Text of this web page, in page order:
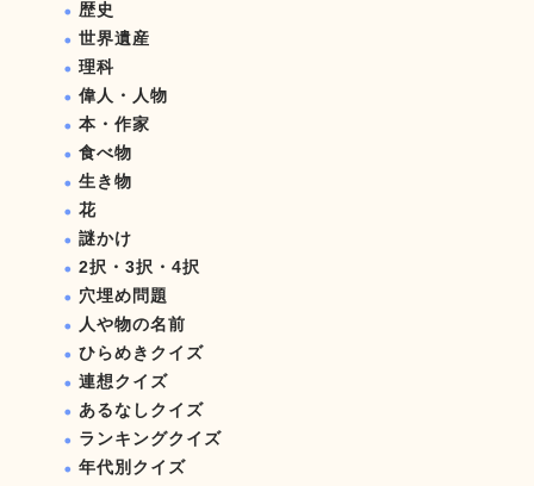
歴史
世界遺産
理科
偉人・人物
本・作家
食べ物
生き物
花
謎かけ
2択・3択・4択
穴埋め問題
人や物の名前
ひらめきクイズ
連想クイズ
あるなしクイズ
ランキングクイズ
年代別クイズ